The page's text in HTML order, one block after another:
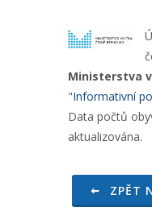
Ministerstva
"Informativní
Data počtů
aktualizována.
ZPĚT